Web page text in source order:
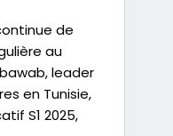
de
au
leader
en Tunisie,
S1 2025,